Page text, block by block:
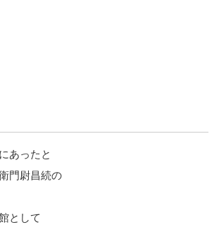
あったと
門尉昌続の
として